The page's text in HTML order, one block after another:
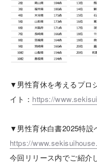
▼男性育休を考えるプロ
イト： https://
▼男性育休白書2025特設
https://
今回リリース内でご紹介